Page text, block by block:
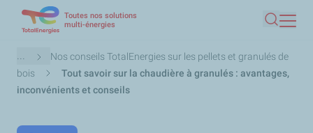
contenu
principal
Toutes nos solutions
multi-énergies
Fil
d'Ariane
...
Nos conseils TotalEnergies sur les pellets et granulés de
bois
Tout savoir sur la chaudière à granulés : avantages,
inconvénients et conseils